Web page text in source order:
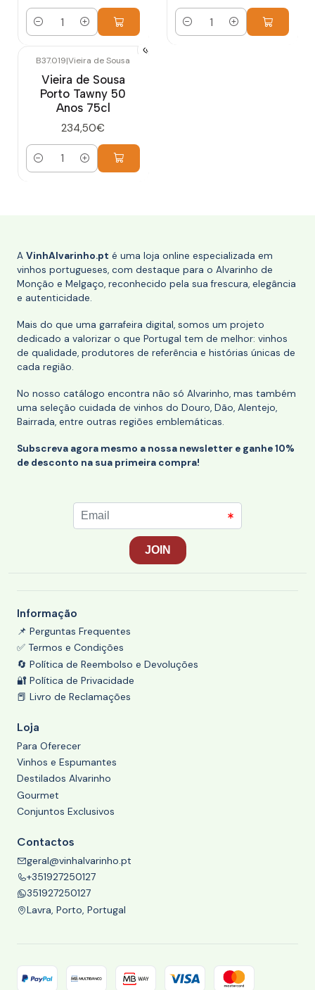
Quantidade Quantidade
B37.019|Vieira de Sousa
Vieira de Sousa
Porto Tawny 50
Anos 75cl
234,50€
Quantidade
A VinhAlvarinho.pt é uma loja online especializada em
vinhos portugueses, com destaque para o Alvarinho de
Monção e Melgaço, reconhecido pela sua frescura, elegância
e autenticidade.
Mais do que uma garrafeira digital, somos um projeto
dedicado a valorizar o que Portugal tem de melhor: vinhos
de qualidade, produtores de referência e histórias únicas de
cada região.
No nosso catálogo encontra não só Alvarinho, mas também
uma seleção cuidada de vinhos do Douro, Dão, Alentejo,
Bairrada, entre outras regiões emblemáticas.
Subscreva agora mesmo a nossa newsletter e ganhe 10%
de desconto na sua primeira compra!
Informação
📌 Perguntas Frequentes
✅ Termos e Condições
🔄 Política de Reembolso e Devoluções
🔐 Política de Privacidade
📕 Livro de Reclamações
Loja
Para Oferecer
Vinhos e Espumantes
Destilados Alvarinho
Gourmet
Conjuntos Exclusivos
Contactos
geral@vinhalvarinho.pt
+351927250127
351927250127
Lavra, Porto, Portugal